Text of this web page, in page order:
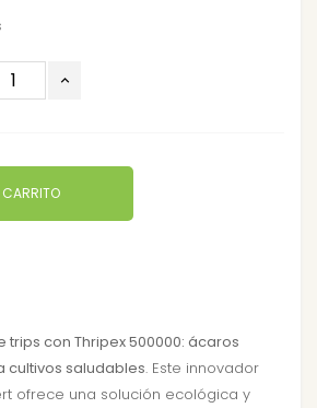
con Thripex 500000: ácaros
saludables. Este innovador
ofrece una solución ecológica y